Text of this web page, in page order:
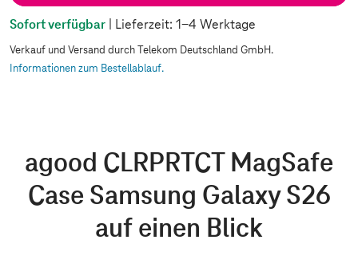
Sofort verfügbar | Lieferzeit: 1-4 Werktage
Verkauf und Versand durch Telekom Deutschland GmbH.
Informationen zum Bestellablauf.
agood CLRPRTCT MagSafe
Case Samsung Galaxy S26
auf einen Blick